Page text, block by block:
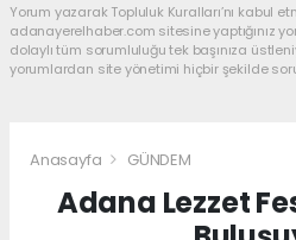
Yorum yazarak Topluluk Kuralları’nı kabul
adanayerelhaber.com sitesine yaptığınız
dolaylı tüm sorumluluğu tek başınıza
yorumlardan site yönetimi hiçbir şekilde
Anasayfa GÜNDEM
Adana Lezzet